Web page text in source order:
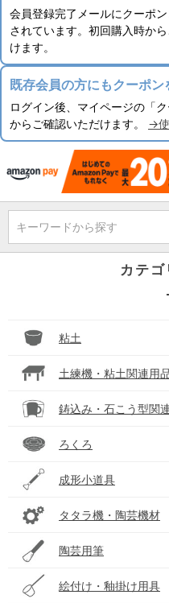
会員登録完了メールにクーポ
されています。初回購入時か
けます。
既存会員の方にもクーポン
ログイン後、マイページの「ク
からご確認いただけます。 →
キーワードから探す
カテ
粘土
土練機・粘土関連用
鋳込み・石こう型関
ろくろ
成形小道具
タタラ機・陶芸機材
陶芸用筆
絵付け・釉掛け用具